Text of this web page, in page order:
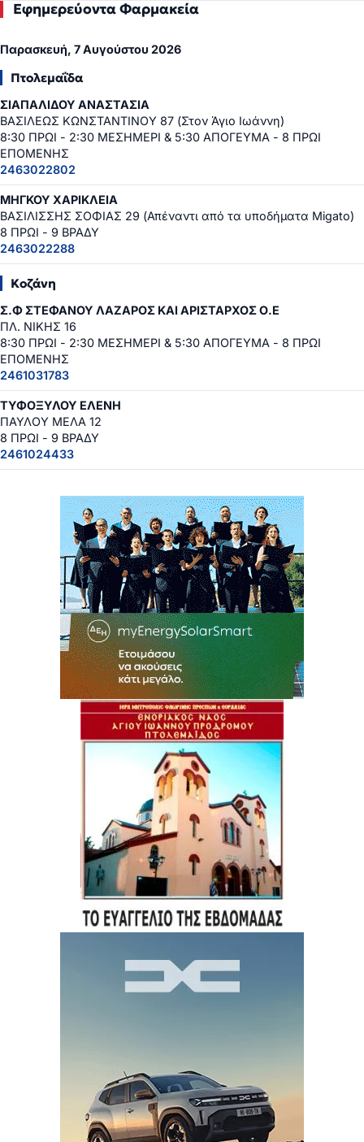
Εφημερεύοντα Φαρμακεία
Παρασκευή, 7 Αυγούστου 2026
Πτολεμαΐδα
ΣΙΑΠΑΛΙΔΟΥ ΑΝΑΣΤΑΣΙΑ
ΒΑΣΙΛΕΩΣ ΚΩΝΣΤΑΝΤΙΝΟΥ 87 (Στον Άγιο Ιωάννη)
8:30 ΠΡΩΙ - 2:30 ΜΕΣΗΜΕΡΙ & 5:30 ΑΠΟΓΕΥΜΑ - 8 ΠΡΩΙ
ΕΠΟΜΕΝΗΣ
2463022802
ΜΗΓΚΟΥ ΧΑΡΙΚΛΕΙΑ
ΒΑΣΙΛΙΣΣΗΣ ΣΟΦΙΑΣ 29 (Απέναντι από τα υποδήματα Migato)
8 ΠΡΩΙ - 9 ΒΡΑΔΥ
2463022288
Κοζάνη
Σ.Φ ΣΤΕΦΑΝΟΥ ΛΑΖΑΡΟΣ ΚΑΙ ΑΡΙΣΤΑΡΧΟΣ Ο.Ε
ΠΛ. ΝΙΚΗΣ 16
8:30 ΠΡΩΙ - 2:30 ΜΕΣΗΜΕΡΙ & 5:30 ΑΠΟΓΕΥΜΑ - 8 ΠΡΩΙ
ΕΠΟΜΕΝΗΣ
2461031783
ΤΥΦΟΞΥΛΟΥ ΕΛΕΝΗ
ΠΑΥΛΟΥ ΜΕΛΑ 12
8 ΠΡΩΙ - 9 ΒΡΑΔΥ
2461024433